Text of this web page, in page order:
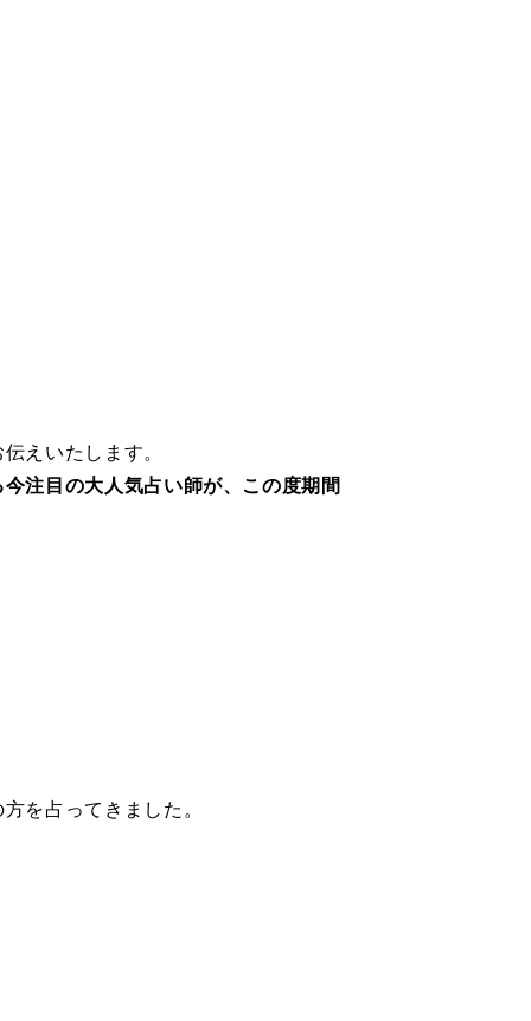
えいたします。
注目の大人気占い師が、この度期間
を占ってきました。